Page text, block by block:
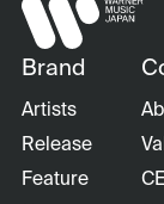
Brand
Artists
Release
Feature